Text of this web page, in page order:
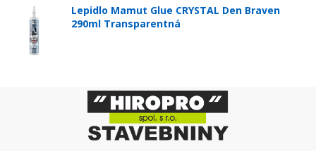
Lepidlo Mamut Glue CRYSTAL Den Braven
290ml Transparentná